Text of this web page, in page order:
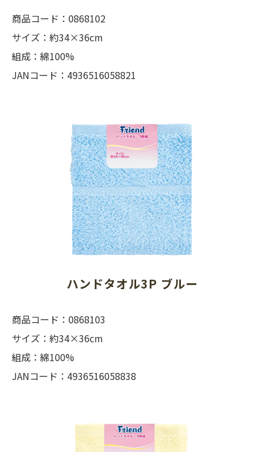
商品コード：0868102
サイズ：約34×36cm
組成：綿100%
JANコード：4936516058821
ハンドタオル3P ブルー
商品コード：0868103
サイズ：約34×36cm
組成：綿100%
JANコード：4936516058838